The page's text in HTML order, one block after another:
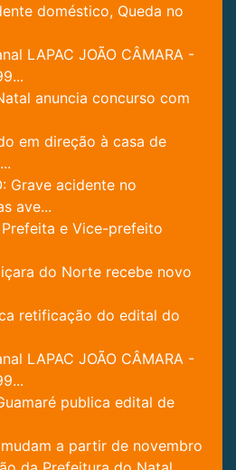
doméstico, Queda no
LAPAC JOÃO CÂMARA -
anuncia concurso com
em direção à casa de
Grave acidente no
ave...
e Vice-prefeito
do Norte recebe novo
retificação do edital do
LAPAC JOÃO CÂMARA -
publica edital de
a partir de novembro